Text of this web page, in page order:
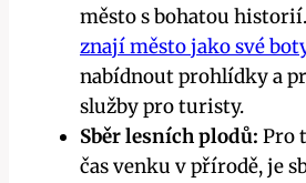
město s bohatou
znají město jako své
nabídnout prohlídky a
služby pro turisty.
Sběr lesních plodů: Pro
čas venku v přírodě, je